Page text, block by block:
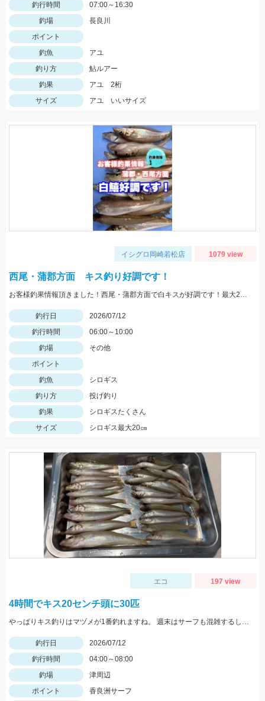
釣行時間
07:00～16:30
釣場
長良川
ポイント
釣魚
アユ
釣り方
鮎ルアー
釣果
アユ 2桁
サイズ
アユ いいサイズ
イシグロ岡崎若松店 1079 view
西尾・蒲郡方面 キス釣り好調です！
お客様釣果情報頂きました！西尾・蒲郡方面で白キスが好調です！最大20㎝ほど、リリース含めたくさん釣れているそうです。夏の白キス釣り楽しんで下さいね！
釣行日
2026/07/12
釣行時間
06:00～10:00
釣場
その他
ポイント
釣魚
シロギス
釣り方
投げ釣り
釣果
シロギスたくさん
サイズ
シロギス最大20㎝
エコ 197 view
4時間でキス20センチ頭に30匹
やっぱりキス釣りはマヅメが1番釣れますね。 週末はサーフも混雑するし暑くなって来ましたので朝の涼しい時間に釣りましょう。 暗いうちは釣り針も夜光の針で、エサも石ゴカイよりもゴールドイソメを使った方が大きいキスが期待出来ると思います。
釣行日
2026/07/12
釣行時間
04:00～08:00
釣場
津周辺
ポイント
香良洲サーフ